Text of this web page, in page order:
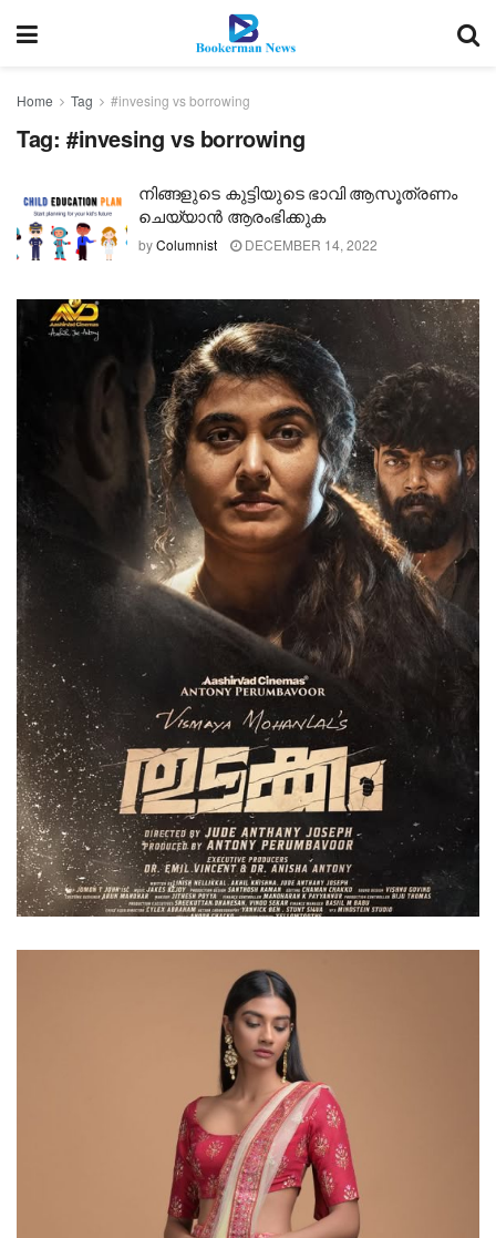
Home Tag #invesing vs borrowing
Tag: #invesing vs borrowing
നിങ്ങളുടെ കുട്ടിയുടെ ഭാവി ആസൂത്രണം
ചെയ്യാൻ ആരംഭിക്കുക
byColumnist DECEMBER 14, 2022